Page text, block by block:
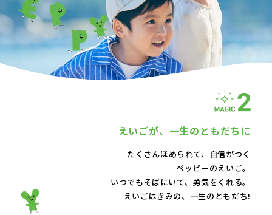
えいごが、 一生のともだちに
たくさんほめられて、自信がつく
ペッピーのえいご。
いつでもそばにいて、 勇気をくれる。
えいごはきみの、一生のともだち!